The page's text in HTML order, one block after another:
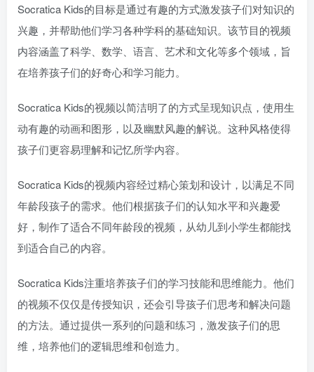
Socratica Kids的目标是通过有趣的方式激发孩子们对知识的
兴趣，并帮助他们学习各种学科的基础知识。该节目的视频
内容涵盖了科学、数学、语言、艺术和文化等多个领域，旨
在培养孩子们的好奇心和学习能力。
Socratica Kids的视频以简洁明了的方式呈现知识点，使用生
动有趣的动画和图形，以及幽默风趣的解说。这种风格使得
孩子们更容易理解和记忆所学内容。
Socratica Kids的视频内容经过精心策划和设计，以满足不同
年龄段孩子的需求。他们根据孩子们的认知水平和兴趣爱
好，制作了适合不同年龄段的视频，从幼儿到小学生都能找
到适合自己的内容。
Socratica Kids注重培养孩子们的学习技能和思维能力。他们
的视频不仅仅是传授知识，还会引导孩子们思考和解决问题
的方法。通过提供一系列的问题和练习，激发孩子们的思
维，培养他们的逻辑思维和创造力。